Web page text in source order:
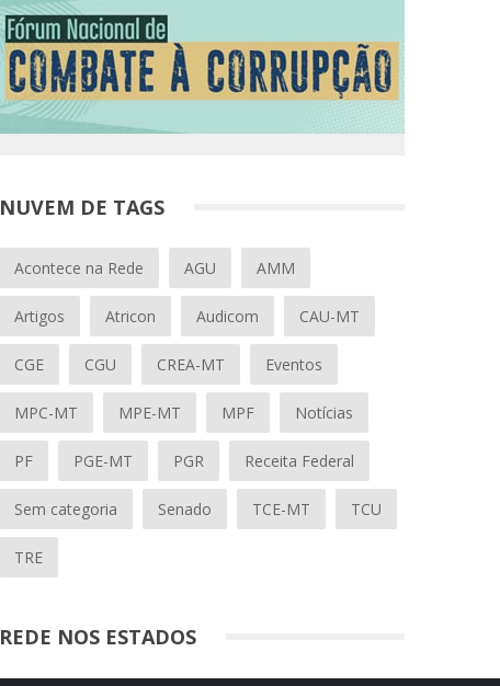
NUVEM DE TAGS
Acontece na Rede AGU AMM
Artigos Atricon Audicom CAU-MT
CGE CGU CREA-MT Eventos
MPC-MT MPE-MT MPF Notícias
PF PGE-MT PGR Receita Federal
Sem categoria Senado TCE-MT TCU
TRE
REDE NOS ESTADOS